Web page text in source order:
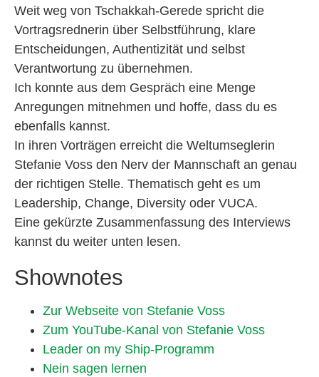
Weit weg von Tschakkah-Gerede spricht die
Vortragsrednerin über Selbstführung, klare
Entscheidungen, Authentizität und selbst
Verantwortung zu übernehmen.
Ich konnte aus dem Gespräch eine Menge
Anregungen mitnehmen und hoffe, dass du es
ebenfalls kannst.
In ihren Vorträgen erreicht die Weltumseglerin
Stefanie Voss den Nerv der Mannschaft an genau
der richtigen Stelle. Thematisch geht es um
Leadership, Change, Diversity oder VUCA.
Eine gekürzte Zusammenfassung des Interviews
kannst du weiter unten lesen.
Shownotes
Zur Webseite von Stefanie Voss
Zum YouTube-Kanal von Stefanie Voss
Leader on my Ship-Programm
Nein sagen lernen